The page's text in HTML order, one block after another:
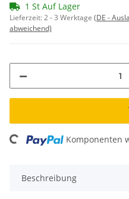
1 St Auf Lager
Lieferzeit:2 - 3 Werktage (DE -
abweichend)
Komponenten
Beschreibung